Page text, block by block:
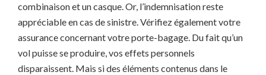
combinaison et un casque. Or, l’indemnisation reste
appréciable en cas de sinistre. Vérifiez également votre
assurance concernant votre porte-bagage. Du fait qu’un
vol puisse se produire, vos effets personnels
disparaissent. Mais si des éléments contenus dans le